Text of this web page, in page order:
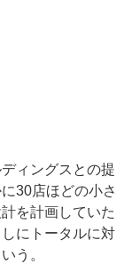
ィングスとの提
30店ほどの小さ
を計画していた
にトータルに対
う。